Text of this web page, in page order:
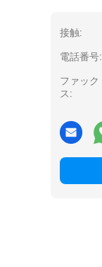
接触:
電話番号:
ファック
ス: